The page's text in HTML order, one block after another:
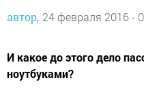
автор, 24 февраля 2016 -
И какое до этого дело
ноутбуками?